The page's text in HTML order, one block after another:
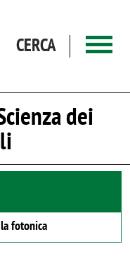
CERCA
dei
fotonica